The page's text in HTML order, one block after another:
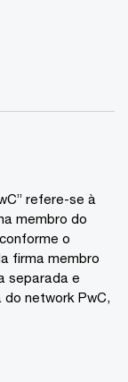
refere-se à
membro do
o
firma membro
separada e
network PwC,